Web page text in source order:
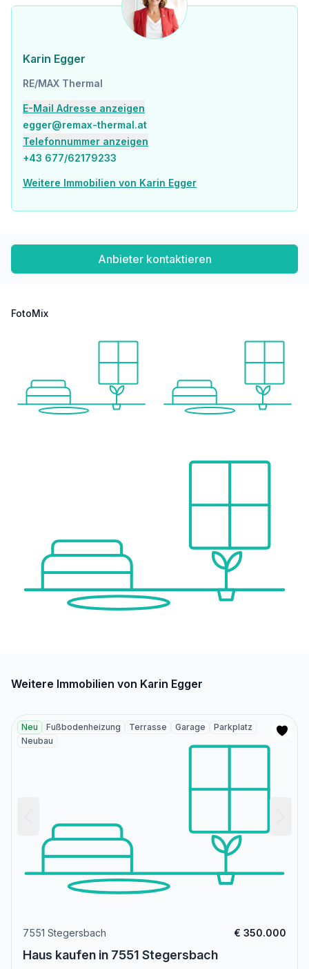
Alle Informationen beruhen auf Unterlagen, die uns vom Eigentümer zur Verfügung gestellt wurden und sind ohne Gewähr.
Die hier veröffentlichten Daten gelten als Richtlinie, um die Entscheidungsfindung der Interessenten zu unterstützen.
Detailinformationen werden bei der Besichtigung besprochen, geklärt oder nachgereicht.
Bitte beachten Sie, dass wir aufgrund unserer Nachweispflicht dem Abgeber gegenüber nur Anfragen beantworten können die Ihren Namen, die vollständige Anschrift und eine Telefonnummer enthalten.
Sie fragen sich, ob ein Makler Sinn macht? Am Besten gleich zur NR. 1 !
Jetzt kostenlos Beratungstermin vereinbaren unter 03326 / 54 332
Karin Egger
RE/MAX Thermal
E-Mail Adresse anzeigen
egger@remax-thermal.at
Telefonnummer anzeigen
+43 677/62179233
Weitere Immobilien von Karin Egger
Anbieter kontaktieren
FotoMix
Weitere Immobilien von Karin Egger
Neu Fußbodenheizung Terrasse Garage
Parkplatz
Neubau
7551 Stegersbach € 350.000
Haus kaufen in 7551 Stegersbach